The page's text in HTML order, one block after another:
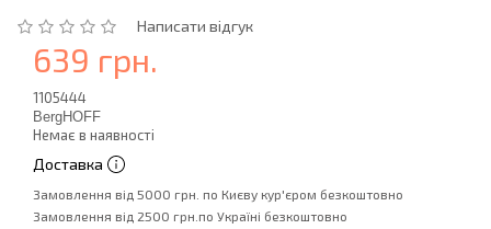
Написати відгук
639 грн.
1105444
BergHOFF
Немає в наявності
Доставка
Замовлення від 5000 грн. по Києву кур'єром безкоштовно
Замовлення від 2500 грн.по Україні безкоштовно